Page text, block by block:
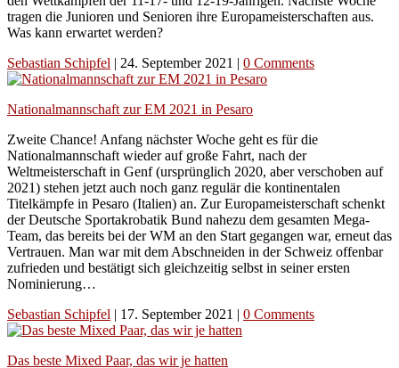
tragen die Junioren und Senioren ihre Europameisterschaften aus.
Was kann erwartet werden?
Sebastian Schipfel | 24. September 2021 | 0 Comments
Nationalmannschaft zur EM 2021 in Pesaro
Zweite Chance! Anfang nächster Woche geht es für die
Nationalmannschaft wieder auf große Fahrt, nach der
Weltmeisterschaft in Genf (ursprünglich 2020, aber verschoben auf
2021) stehen jetzt auch noch ganz regulär die kontinentalen
Titelkämpfe in Pesaro (Italien) an. Zur Europameisterschaft schenkt
der Deutsche Sportakrobatik Bund nahezu dem gesamten Mega-
Team, das bereits bei der WM an den Start gegangen war, erneut das
Vertrauen. Man war mit dem Abschneiden in der Schweiz offenbar
zufrieden und bestätigt sich gleichzeitig selbst in seiner ersten
Nominierung…
Sebastian Schipfel | 17. September 2021 | 0 Comments
Das beste Mixed Paar, das wir je hatten